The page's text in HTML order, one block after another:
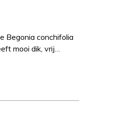
Begonia conchifolia
mooi dik, vrij…